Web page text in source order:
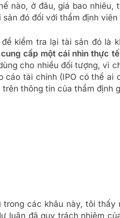
nào, ở đâu, giá bao nhiêu,
đó đối với thẩm định
kiểm tra lại tài sản đó là
cấp một cái nhìn thực
cho nhiều đối tượng, vì
tài chính (IPO có thể ai
thông tin của thẩm định
các khâu này, tôi thấy
luận đã quy trách nhiệm